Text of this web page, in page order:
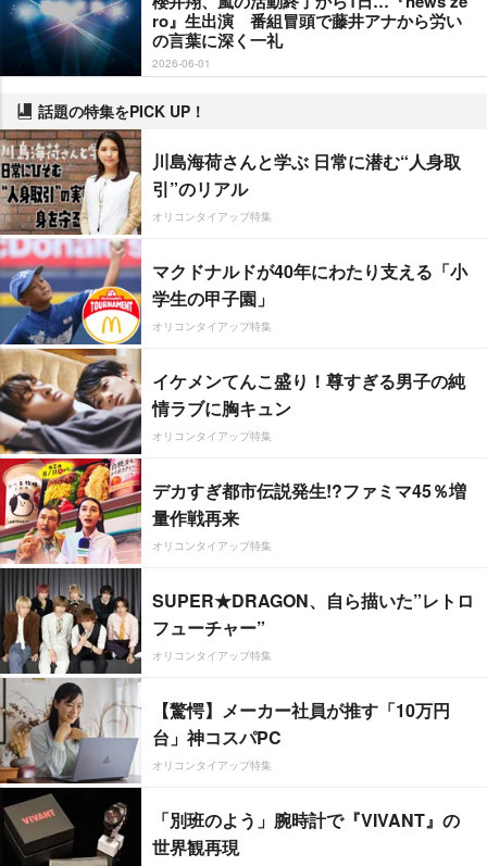
ro』生出演 番組冒頭で藤井アナから労い
の言葉に深く一礼
2026-06-01
話題の特集をPICK UP！
川島海荷さんと学ぶ 日常に潜む“人身取
引”のリアル
オリコンタイアップ特集
マクドナルドが40年にわたり支える「小
学生の甲子園」
オリコンタイアップ特集
イケメンてんこ盛り！尊すぎる男子の純
情ラブに胸キュン
オリコンタイアップ特集
デカすぎ都市伝説発生!?ファミマ45％増
量作戦再来
オリコンタイアップ特集
SUPER★DRAGON、自ら描いた”レトロ
フューチャー”
オリコンタイアップ特集
【驚愕】メーカー社員が推す「10万円
台」神コスパPC
オリコンタイアップ特集
「別班のよう」腕時計で『VIVANT』の
世界観再現